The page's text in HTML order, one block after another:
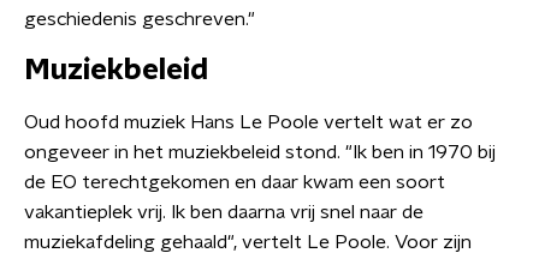
geschiedenis geschreven."
Muziekbeleid
Oud hoofd muziek Hans Le Poole vertelt wat er zo
ongeveer in het muziekbeleid stond. "Ik ben in 1970 bij
de EO terechtgekomen en daar kwam een soort
vakantieplek vrij. Ik ben daarna vrij snel naar de
muziekafdeling gehaald", vertelt Le Poole. Voor zijn